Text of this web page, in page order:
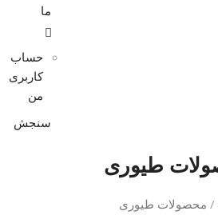
ما
حساب
کاربری
من
سنجش
طیوری
/ محصولات طیوری